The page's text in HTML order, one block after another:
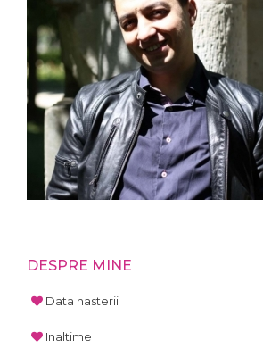
DESPRE MINE
Data nasterii
Inaltime